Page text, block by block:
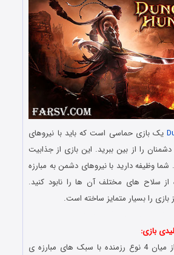
یک بازی حماسی است که باید با نیروهای
را از بین ببرید. این بازی از جذابیت
وظیفه دارید با نیروهای دشمن به مبارزه
از سلاح های مختلف آن ها را نابود کنید.
بازی را بسیار متمایز ساخته است.
بازی:
انتخاب کاراکتر بازی از میان 4 نوع رزمنده با سبک های مبارزه ی